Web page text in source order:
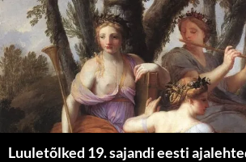
Luuletõlked 19. sajandi eesti